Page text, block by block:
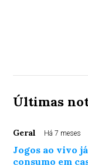
Últimas
Geral Há 7 meses
Jogos ao vivo
consumo em